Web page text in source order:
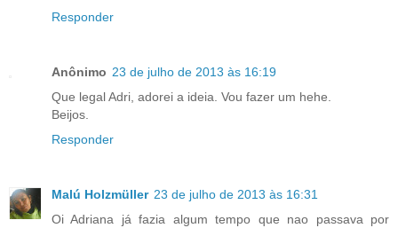
Responder
Anônimo 23 de julho de 2013 às 16:19
Que legal Adri, adorei a ideia. Vou fazer um hehe.
Beijos.
Responder
Malú Holzmüller 23 de julho de 2013 às 16:31
Oi Adriana já fazia algum tempo que nao passava por